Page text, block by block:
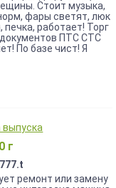
Стоит музыка,
фары светят, люк
работает! Торг
ПТС СТС
По базе чист! Я
г
ремонт или замену